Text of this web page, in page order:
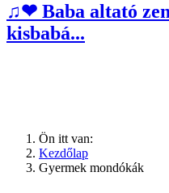
♫❤ Baba altató
kisbabá...
Ön itt van:
Kezdőlap
Gyermek mondókák